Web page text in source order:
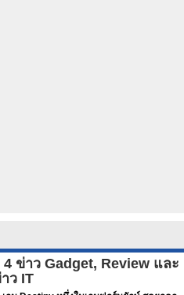
ข่าว Gadget, Review และ
ว IT